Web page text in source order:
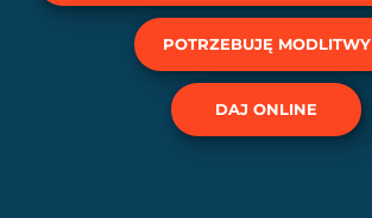
POTRZEBUJĘ MODLITWY
DAJ ONLINE